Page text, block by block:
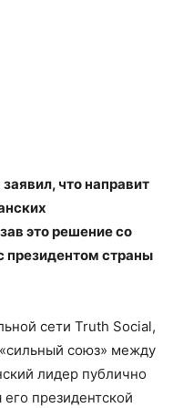
что направит
это решение со
страны
сети Truth Social,
союз» между
лидер публично
президентской